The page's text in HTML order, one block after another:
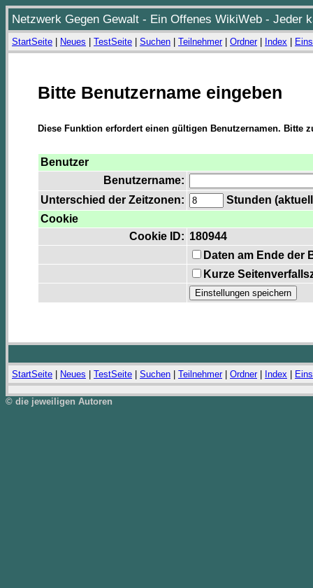
Netzwerk Gegen Gewalt - Ein Offenes WikiWeb - Jeder
StartSeite Neues TestSeite Suchen Teilnehmer| Ordner| Index
Bitte Benutzername eingeben
Diese Funktion erfordert einen gültigen Benutzernamen. Bitte
Benutzer
Benutzername:
Unterschied der Zeitzonen:
Stunden
Cookie
Cookie ID: 180944
Daten am Ende der
Kurze
StartSeite Neues TestSeite Suchen Teilnehmer| Ordner| Index
© die jeweiligen Autoren